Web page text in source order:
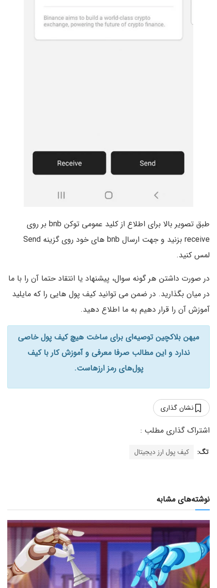
طبق تصویر بالا برای اطلاع از کلید عمومی توکن bnb بر روی
receive بزنید و جهت ارسال bnb های خود روی گزینه Send
لمس کنید.
در صورت داشتن هر گونه سوال، پیشنهاد یا انتقاد حتما آن را با ما
در میان بگذارید. در ضمن می توانید کیف پول هایی را که مایلید
آموزش آن را قرار دهیم به ما اطلاع دهید.
میهن بلاکچین توصیه‌ای برای ساخت هیچ کیف پول خاصی
ندارد و این مطالب صرفا معرفی و آموزش کار با کیف
پول‌های رمز ارزهاست.
نشان گذاری
تگ: کیف پول ارز دیجیتال
نوشته‌های مشابه